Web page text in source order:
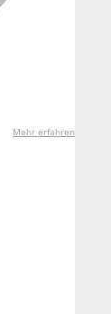
Mehr erfahren